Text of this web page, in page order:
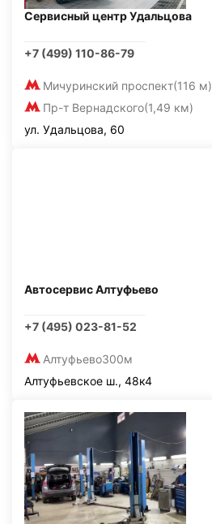
Сервисный центр Удальцова
+7 (499) 110-86-79
Мичуринский проспект(116 м)
Пр-т Вернадского(1,49 км)
ул. Удальцова, 60
Автосервис Алтуфьево
+7 (495) 023-81-52
Алтуфьево300м
Алтуфьевское ш., 48к4